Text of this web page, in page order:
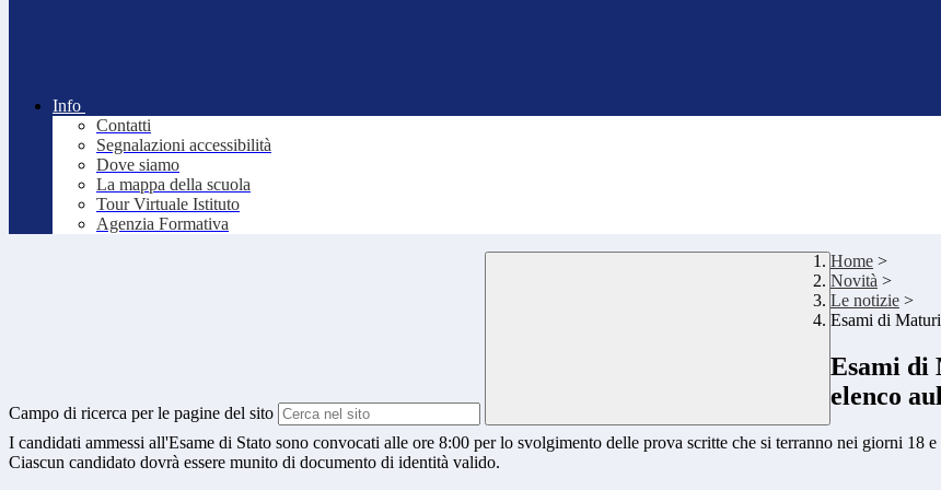
Info
Contatti
Segnalazioni accessibilità
Dove siamo
La mappa della scuola
Tour Virtuale Istituto
Agenzia Formativa
Campo di ricerca per le pagine del sito
Home >
Novità >
Le notizie >
Esami di
Esami di
elenco
I candidati ammessi all'Esame di Stato sono convocati alle ore 8:00 per lo svolgimento delle prova scritte che si terranno nei giorni 18
Ciascun candidato dovrà essere munito di documento di identità valido.